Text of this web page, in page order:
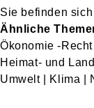
Ähnliche
Ökonomie -
Heimat- und
Umwelt | Klima |